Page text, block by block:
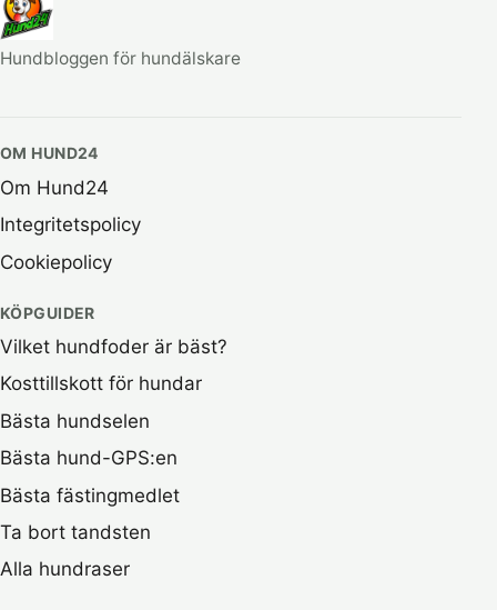
Hundbloggen för hundälskare
OM HUND24
Om Hund24
Integritetspolicy
Cookiepolicy
KÖPGUIDER
Vilket hundfoder är bäst?
Kosttillskott för hundar
Bästa hundselen
Bästa hund-GPS:en
Bästa fästingmedlet
Ta bort tandsten
Alla hundraser